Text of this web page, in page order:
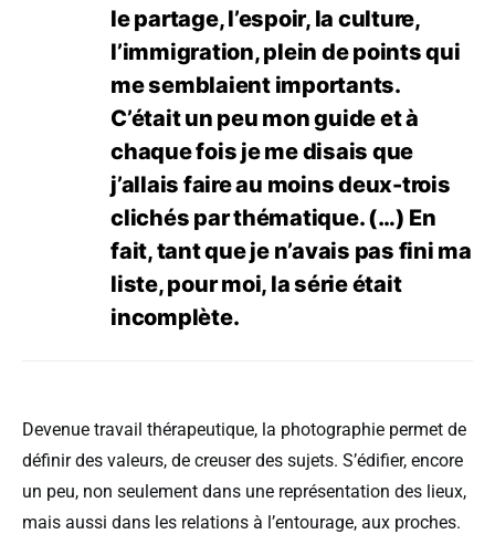
le partage, l’espoir, la culture,
l’immigration, plein de points qui
me semblaient importants.
C’était un peu mon guide et à
chaque fois je me disais que
j’allais faire au moins deux-trois
clichés par thématique. (…) En
fait, tant que je n’avais pas fini ma
liste, pour moi, la série était
incomplète.
Devenue travail thérapeutique, la photographie permet de
définir des valeurs, de creuser des sujets. S’édifier, encore
un peu, non seulement dans une représentation des lieux,
mais aussi dans les relations à l’entourage, aux proches.